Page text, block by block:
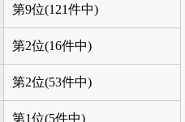
第9位(121件中)
第2位(16件中)
第2位(53件中)
第1位(5件中)